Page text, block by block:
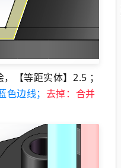
【等距实体】2.5 ；
色边线； 去掉：合并